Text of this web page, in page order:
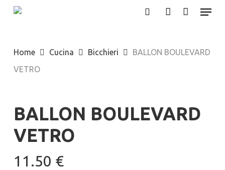
Skip
content
Menu
Home Cucina Bicchieri
BALLON BOULEVARD
VETRO
BALLON BOULEVARD
VETRO
11.50 €